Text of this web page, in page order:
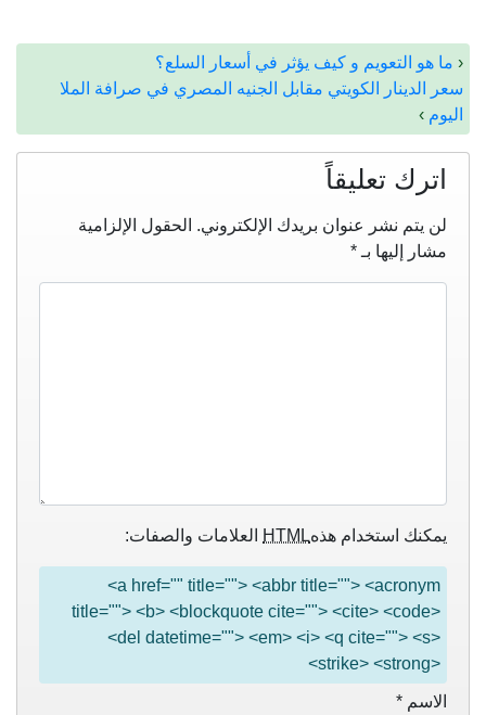
‹ ما هو التعويم و كيف يؤثر في أسعار السلع؟
سعر الدينار الكويتي مقابل الجنيه المصري في صرافة الملا
اليوم ›
اترك تعليقاً
لن يتم نشر عنوان بريدك الإلكتروني. الحقول الإلزامية
مشار إليها بـ *
يمكنك استخدام هذهHTML العلامات والصفات:
<a href="" title=""> <abbr title=""> <acronym
title=""> <b> <blockquote cite=""> <cite> <code>
<del datetime=""> <em> <i> <q cite=""> <s>
<strike> <strong>
الاسم *